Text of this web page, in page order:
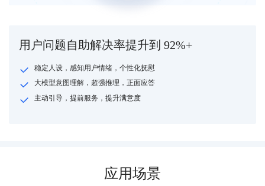
用户问题自助解决率提升到 92%+
稳定人设，感知用户情绪，个性化抚慰
大模型意图理解，超强推理，正面应答
主动引导，提前服务，提升满意度
应用场景